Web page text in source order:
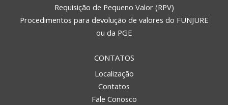
Requisição de Pequeno Valor (RPV)
Procedimentos para devolução de valores do FUNJURE
ou da PGE
CONTATOS
Localização
Contatos
Fale Conosco